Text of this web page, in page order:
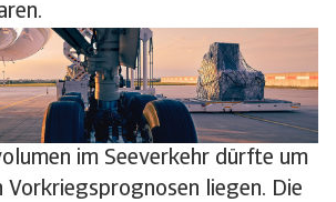
im Seeverkehr dürfte um
Vorkriegsprognosen liegen. Die